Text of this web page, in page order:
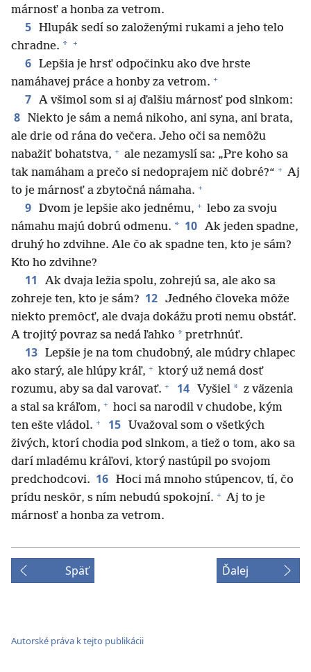
márnosť a honba za vetrom.
5 Hlupák sedí so založenými rukami a jeho telo
chradne. * +
6 Lepšia je hrsť odpočinku ako dve hrste
namáhavej práce a honby za vetrom. +
7 A všimol som si aj ďalšiu márnosť pod slnkom:
8 Niekto je sám a nemá nikoho, ani syna, ani brata,
ale drie od rána do večera. Jeho oči sa nemôžu
nabažiť bohatstva, + ale nezamyslí sa: „Pre koho sa
tak namáham a prečo si nedoprajem nič dobré?“ + Aj
to je márnosť a zbytočná námaha. +
9 Dvom je lepšie ako jednému, + lebo za svoju
námahu majú dobrú odmenu. * 10 Ak jeden spadne,
druhý ho zdvihne. Ale čo ak spadne ten, kto je sám?
Kto ho zdvihne?
11
Ak dvaja ležia spolu, zohrejú sa, ale ako sa
zohreje ten, kto je sám? 12 Jedného človeka môže
niekto premôcť, ale dvaja dokážu proti nemu obstáť.
A trojitý povraz sa nedá ľahko * pretrhnúť.
13 Lepšie je na tom chudobný, ale múdry chlapec
ako starý, ale hlúpy kráľ, + ktorý už nemá dosť
rozumu, aby sa dal varovať. + 14 Vyšiel * z väzenia
a stal sa kráľom, + hoci sa narodil v chudobe, kým
ten ešte vládol. + 15
Uvažoval som o všetkých
živých, ktorí chodia pod slnkom, a tiež o tom, ako sa
darí mladému kráľovi, ktorý nastúpil po svojom
predchodcovi. 16 Hoci má mnoho stúpencov, tí, čo
prídu neskôr, s ním nebudú spokojní. + Aj to je
márnosť a honba za vetrom.
Späť Ďalej
Autorské práva k tejto publikácii